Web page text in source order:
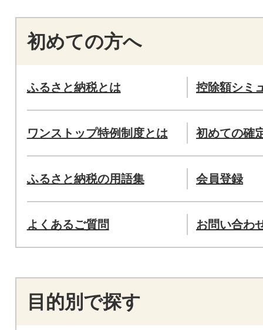
初めての方へ
ふるさと納税とは 控除額シミ
ワンストップ特例制度とは 初めての確
ふるさと納税の用語集 会員登録
よくあるご質問 お問い合わ
目的別で探す